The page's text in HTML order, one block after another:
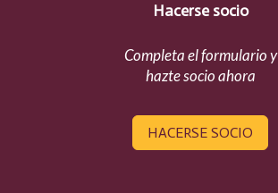
Hacerse socio
Completa el formulario y
hazte socio ahora
HACERSE SOCIO